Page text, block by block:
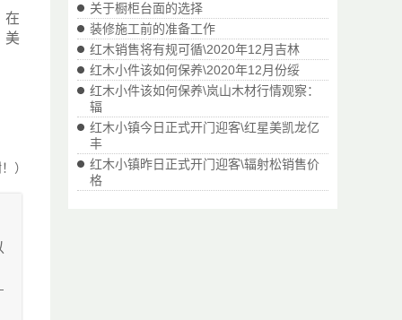
关于橱柜台面的选择
装修施工前的准备工作
红木销售将有规可循\2020年12月吉林
红木小件该如何保养\2020年12月份绥
红木小件该如何保养\岚山木材行情观察：
辐
红木小镇今日正式开门迎客\红星美凯龙亿
丰
红木小镇昨日正式开门迎客\辐射松销售价
格
在
美
）